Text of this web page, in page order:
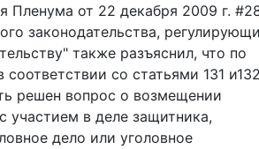
Пленума от 22 декабря 2009 г.
законодательства,
также разъяснил, что по
со статьями 131 и132
решен вопрос о возмещении
участием в деле защитника,
дело или уголовное